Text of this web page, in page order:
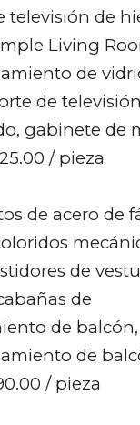
televisión de
Living
de
de
gabinete de
/ pieza
de acero de
de
de
de
de
/ pieza